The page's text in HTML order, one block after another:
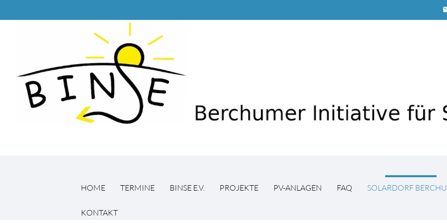
HOME TERMINE BINSE E.V. PROJEKTE PV-ANLAGEN FAQ SOLARDORF
KONTAKT